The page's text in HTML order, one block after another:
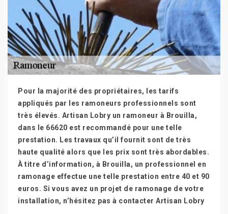
Pour la majorité des propriétaires, les tarifs
appliqués par les ramoneurs professionnels sont
très élevés. Artisan Lobry un ramoneur à Brouilla,
dans le 66620 est recommandé pour une telle
prestation. Les travaux qu’il fournit sont de très
haute qualité alors que les prix sont très abordables.
À titre d’information, à Brouilla, un professionnel en
ramonage effectue une telle prestation entre 40 et 90
euros. Si vous avez un projet de ramonage de votre
installation, n’hésitez pas à contacter Artisan Lobry